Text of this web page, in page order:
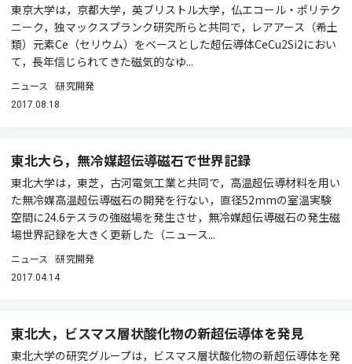
東京大学は，京都大学，英ブリストル大学，仏エコール・ポリテク
ニーク，独マックスプランク研究所らと共同で，レアアース（希土
類）元素Ce（セリウム）をベースとした超伝導体CeCu2Si2におい
て，長年信じられてきた磁気的なゆ...
ニュース 研究開発
2017.08.18
東北大ら，無冷媒超伝導磁石で世界記録
東北大学は，東芝，古河電気工業と共同で，高温超伝導材料を用い
た無冷媒高温超伝導磁石の開発を行ない，直径52mmの室温実験
空間に24.6テスラの強磁場を発生させ，無冷媒超伝導磁石の発生磁
場世界記録を大きく更新した（ニュース...
ニュース 研究開発
2017.04.14
東北大，ビスマス層状酸化物の新超伝導体を発見
東北大学の研究グループは，ビスマス層状酸化物の新超伝導体を発